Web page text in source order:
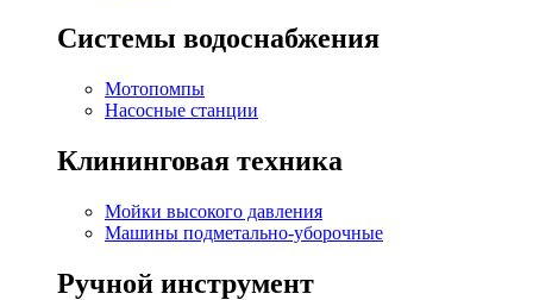
Системы водоснабжения
Мотопомпы
Насосные станции
Клининговая техника
Мойки высокого давления
Машины подметально-уборочные
Ручной инструмент